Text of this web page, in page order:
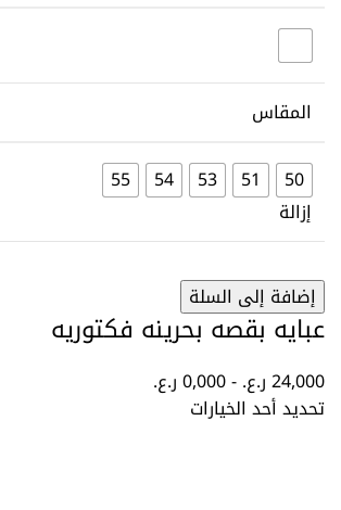
المقاس
50
51
53
54
55
إزالة
إضافة إلى السلة
عبايه بقصه بحرينه فكتوريه
24,000ر.ع.-
0,000ر.ع.
تحديد أحد الخيارات